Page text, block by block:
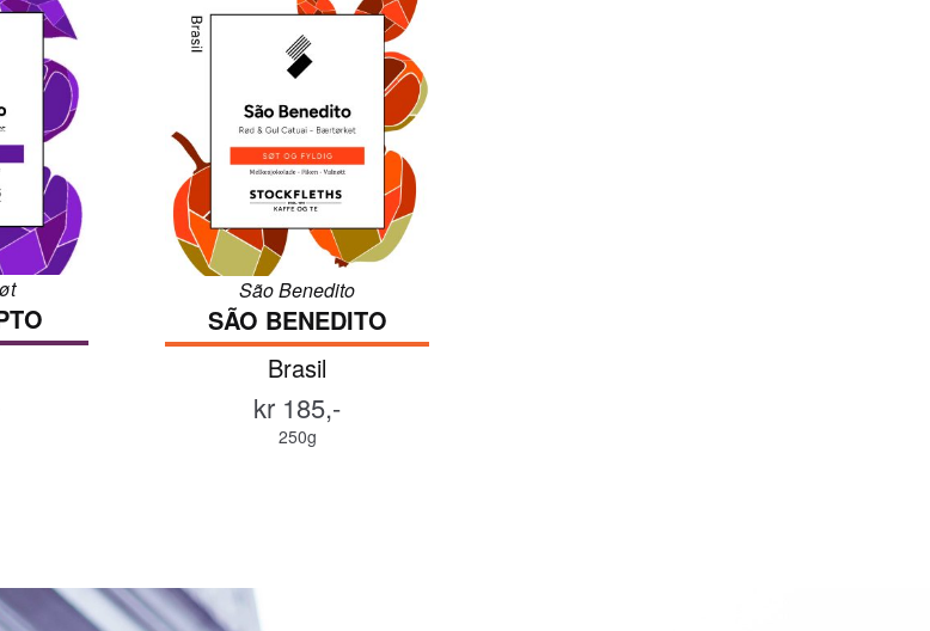
São Benedito
SÃO BENEDITO
Brasil
kr 185,-
250g